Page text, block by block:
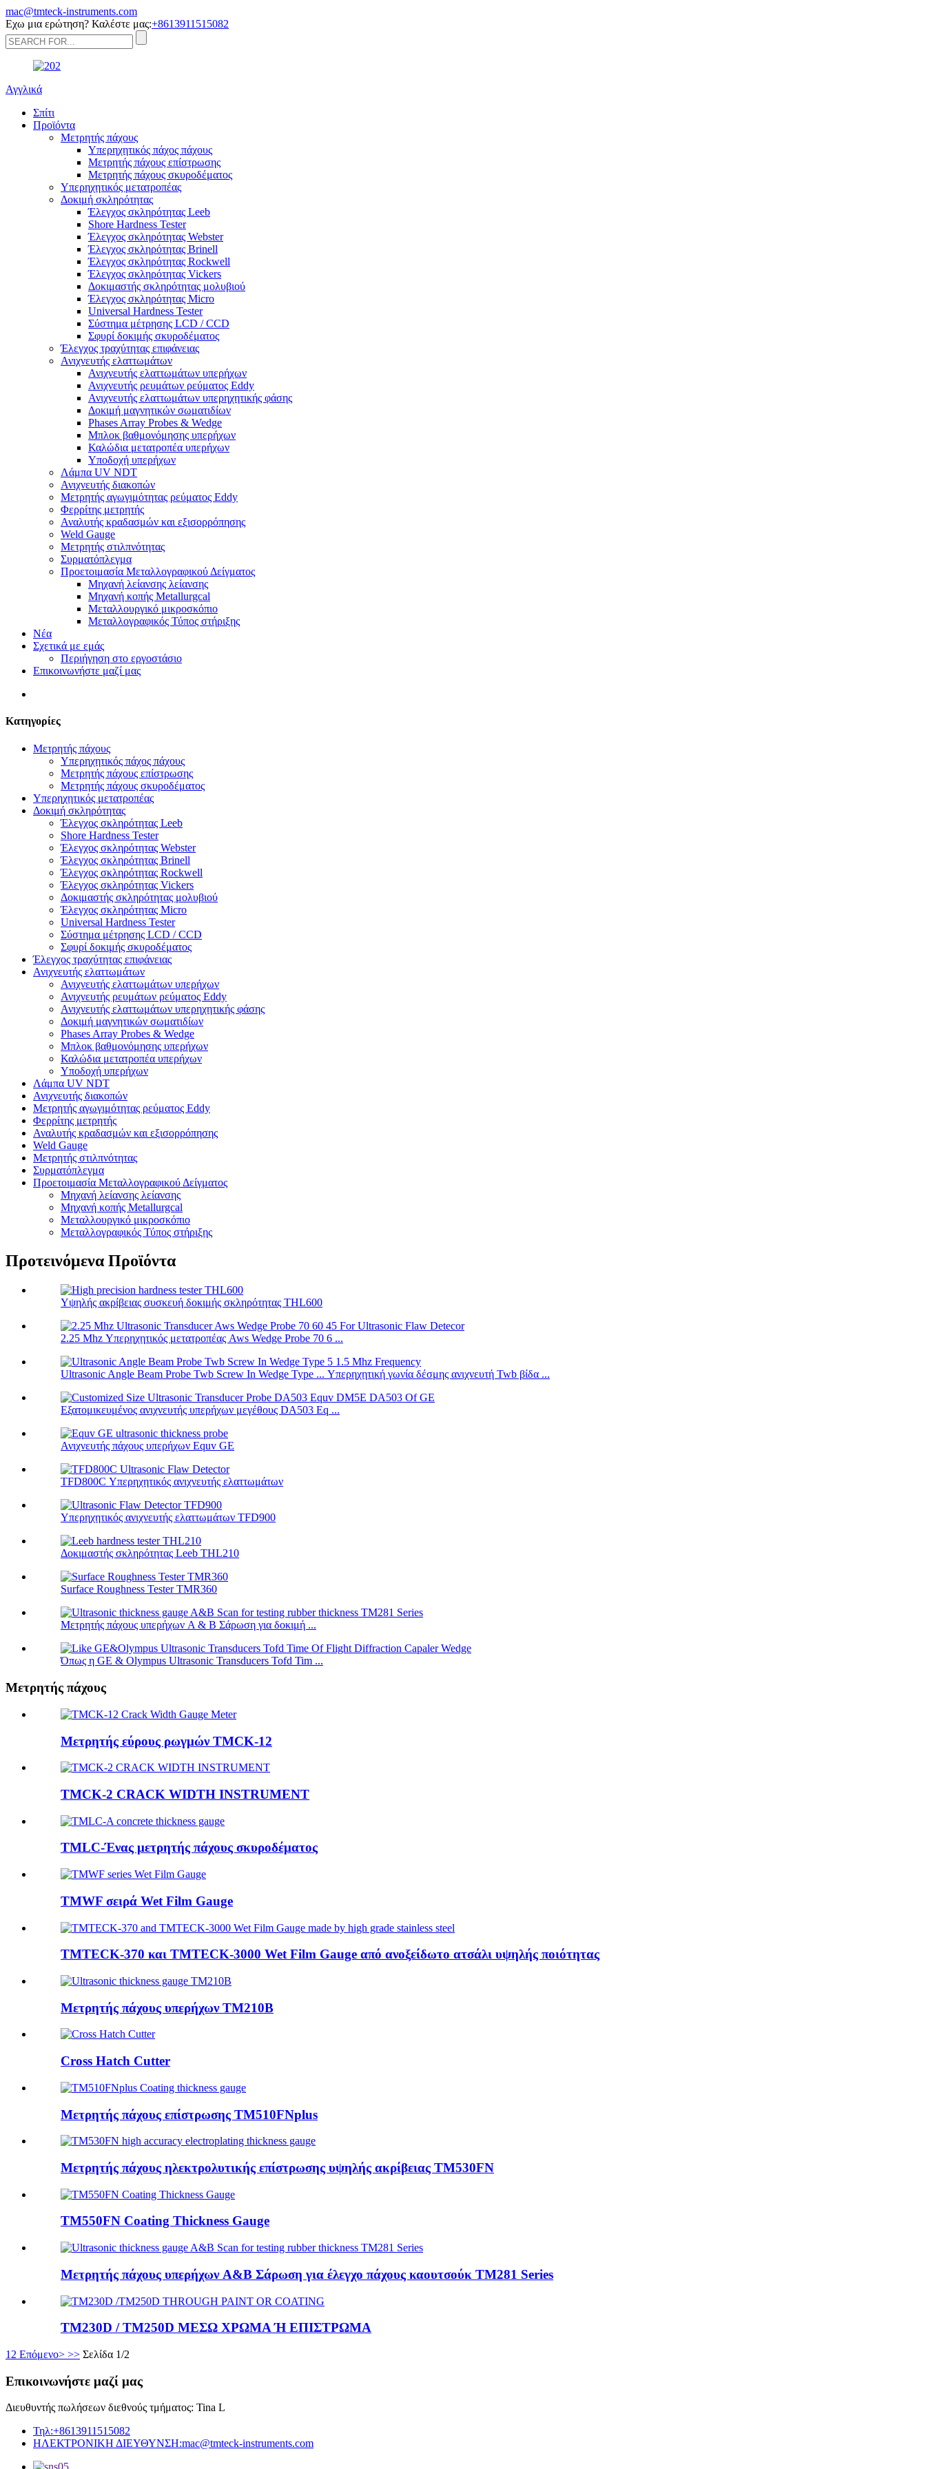
mac@tmteck-instruments.com
Εχω μια ερώτηση? Καλέστε μας:+8613911515082
Αγγλικά
Σπίτι
Προϊόντα
Μετρητής πάχους
Υπερηχητικός πάχος πάχους
Μετρητής πάχους επίστρωσης
Μετρητής πάχους σκυροδέματος
Υπερηχητικός μετατροπέας
Δοκιμή σκληρότητας
Έλεγχος σκληρότητας Leeb
Shore Hardness Tester
Έλεγχος σκληρότητας Webster
Έλεγχος σκληρότητας Brinell
Έλεγχος σκληρότητας Rockwell
Έλεγχος σκληρότητας Vickers
Δοκιμαστής σκληρότητας μολυβιού
Έλεγχος σκληρότητας Micro
Universal Hardness Tester
Σύστημα μέτρησης LCD / CCD
Σφυρί δοκιμής σκυροδέματος
Έλεγχος τραχύτητας επιφάνειας
Ανιχνευτής ελαττωμάτων
Ανιχνευτής ελαττωμάτων υπερήχων
Ανιχνευτής ρευμάτων ρεύματος Eddy
Ανιχνευτής ελαττωμάτων υπερηχητικής φάσης
Δοκιμή μαγνητικών σωματιδίων
Phases Array Probes & Wedge
Μπλοκ βαθμονόμησης υπερήχων
Καλώδια μετατροπέα υπερήχων
Υποδοχή υπερήχων
Λάμπα UV NDT
Ανιχνευτής διακοπών
Μετρητής αγωγιμότητας ρεύματος Eddy
Φερρίτης μετρητής
Αναλυτής κραδασμών και εξισορρόπησης
Weld Gauge
Μετρητής στιλπνότητας
Συρματόπλεγμα
Προετοιμασία Μεταλλογραφικού Δείγματος
Μηχανή λείανσης λείανσης
Μηχανή κοπής Metallurgcal
Μεταλλουργικό μικροσκόπιο
Μεταλλογραφικός Τύπος στήριξης
Νέα
Σχετικά με εμάς
Περιήγηση στο εργοστάσιο
Επικοινωνήστε μαζί μας
Κατηγορίες
Μετρητής πάχους
Υπερηχητικός πάχος πάχους
Μετρητής πάχους επίστρωσης
Μετρητής πάχους σκυροδέματος
Υπερηχητικός μετατροπέας
Δοκιμή σκληρότητας
Έλεγχος σκληρότητας Leeb
Shore Hardness Tester
Έλεγχος σκληρότητας Webster
Έλεγχος σκληρότητας Brinell
Έλεγχος σκληρότητας Rockwell
Έλεγχος σκληρότητας Vickers
Δοκιμαστής σκληρότητας μολυβιού
Έλεγχος σκληρότητας Micro
Universal Hardness Tester
Σύστημα μέτρησης LCD / CCD
Σφυρί δοκιμής σκυροδέματος
Έλεγχος τραχύτητας επιφάνειας
Ανιχνευτής ελαττωμάτων
Ανιχνευτής ελαττωμάτων υπερήχων
Ανιχνευτής ρευμάτων ρεύματος Eddy
Ανιχνευτής ελαττωμάτων υπερηχητικής φάσης
Δοκιμή μαγνητικών σωματιδίων
Phases Array Probes & Wedge
Μπλοκ βαθμονόμησης υπερήχων
Καλώδια μετατροπέα υπερήχων
Υποδοχή υπερήχων
Λάμπα UV NDT
Ανιχνευτής διακοπών
Μετρητής αγωγιμότητας ρεύματος Eddy
Φερρίτης μετρητής
Αναλυτής κραδασμών και εξισορρόπησης
Weld Gauge
Μετρητής στιλπνότητας
Συρματόπλεγμα
Προετοιμασία Μεταλλογραφικού Δείγματος
Μηχανή λείανσης λείανσης
Μηχανή κοπής Metallurgcal
Μεταλλουργικό μικροσκόπιο
Μεταλλογραφικός Τύπος στήριξης
Προτεινόμενα Προϊόντα
Υψηλής ακρίβειας συσκευή δοκιμής σκληρότητας THL600
2.25 Mhz Υπερηχητικός μετατροπέας Aws Wedge Probe 70 6 ...
Ultrasonic Angle Beam Probe Twb Screw In Wedge Type ... Υπερηχητική γωνία δέσμης ανιχνευτή Twb βίδα ...
Εξατομικευμένος ανιχνευτής υπερήχων μεγέθους DA503 Eq ...
Ανιχνευτής πάχους υπερήχων Equv GE
TFD800C Υπερηχητικός ανιχνευτής ελαττωμάτων
Υπερηχητικός ανιχνευτής ελαττωμάτων TFD900
Δοκιμαστής σκληρότητας Leeb THL210
Surface Roughness Tester TMR360
Μετρητής πάχους υπερήχων A & B Σάρωση για δοκιμή ...
Όπως η GE & Olympus Ultrasonic Transducers Tofd Tim ...
Μετρητής πάχους
Μετρητής εύρους ρωγμών TMCK-12
TMCK-2 CRACK WIDTH INSTRUMENT
TMLC-Ένας μετρητής πάχους σκυροδέματος
TMWF σειρά Wet Film Gauge
TMTECK-370 και TMTECK-3000 Wet Film Gauge από ανοξείδωτο ατσάλι υψηλής ποιότητας
Μετρητής πάχους υπερήχων TM210B
Cross Hatch Cutter
Μετρητής πάχους επίστρωσης TM510FNplus
Μετρητής πάχους ηλεκτρολυτικής επίστρωσης υψηλής ακρίβειας TM530FN
TM550FN Coating Thickness Gauge
Μετρητής πάχους υπερήχων A&B Σάρωση για έλεγχο πάχους καουτσούκ TM281 Series
TM230D / TM250D ΜΕΣΩ ΧΡΩΜΑ Ή ΕΠΙΣΤΡΩΜΑ
1 2 Επόμενο> >> Σελίδα 1/2
Επικοινωνήστε μαζί μας
Διευθυντής πωλήσεων διεθνούς τμήματος: Tina L
Τηλ:+8613911515082
ΗΛΕΚΤΡΟΝΙΚΗ ΔΙΕΥΘΥΝΣΗ:mac@tmteck-instruments.com